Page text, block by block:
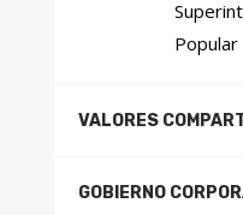
Popular
VALORES
GOBIERNO